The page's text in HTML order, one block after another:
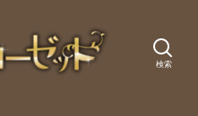
検索